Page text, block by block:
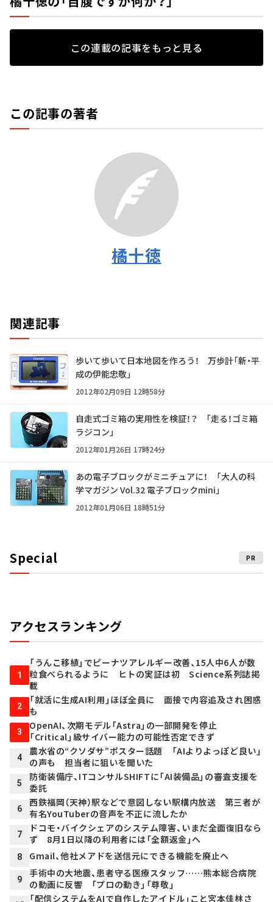
この連載の記事をもっと見る
この記事の著者
橘十徳
関連記事
歩いて歩いて日本地図を作ろう！ 万歩計「新・平
成の伊能忠敬」
2012年02月09日 12時58分
自走式ゴミ箱の実用性を検証！？ 「走る！ゴミ箱
ラジコン」
2012年01月26日 17時24分
あの電子ブロックがミニチュアに！ 「大人の科
学マガジン Vol.32 電子ブロックmini」
2012年01月06日 18時51分
Special PR
アクセスランキング
1
「うんこ移植」でピーナツアレルギー改善、15人中6人が数
粒食べられるように ヒトの実証は初 Science系列誌掲
載
2
「就活に生成AI利用」ほぼ全員に 面接で内容追及され困惑
も
3
OpenAI、次期モデル「Astra」の一部開発を停止
「Critical」級サイバー能力の可能性否定できず
4
農水省の“クソダサ”ポスター話題 「AIよりよっぽど良い」
の声も 担当者に狙いを聞いた
5
防衛装備庁、ITコンサルSHIFTに「AI装備品」の審査支援を
委託
6
西鉄福岡（天神）駅などで意図しない駅構内放送 第三者が
有名YouTuberの音声を不正に流したか
7
ドコモ・バイクシェアのシステム障害、いまだ全面復旧なら
ず 8月1日以降の利用者には「全額返金」へ
8 Gmail、他社メアドを送信元にできる機能を廃止へ
9
手術中の大地震、患者守る医療スタッフ……熊本総合病院
の動画に反響 「プロの動き」「尊敬」
「配信システムをAIで自作したアイドル」こと宮本佳林さ